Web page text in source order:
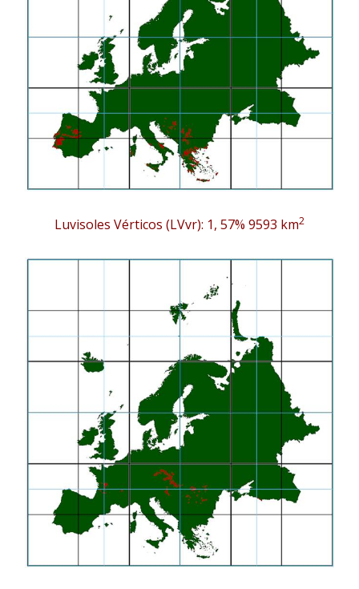
Luvisoles Vérticos (LVvr): 1, 57% 9593 km2